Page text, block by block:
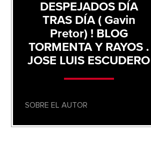
DESPEJADOS DÍA
TRAS DÍA ( Gavin
Pretor) ! BLOG
TORMENTA Y RAYOS .
JOSE LUIS ESCUDERO
SOBRE EL AUTOR